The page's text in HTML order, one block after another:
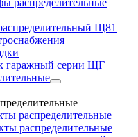
распределительные
Щ81
серии ЩГ
распределительные
распределительные